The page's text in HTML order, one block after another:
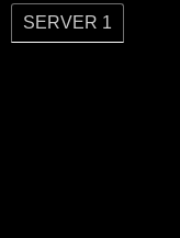
SERVER 1